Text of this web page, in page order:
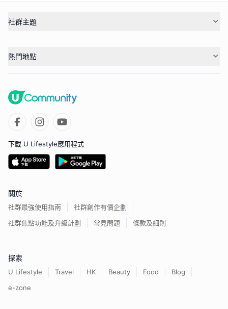
社群主題
熱門地點
下載 U Lifestyle應用程式
關於
社群最強使用指南
社群創作有價企劃
社群焦點功能及升級計劃
常見問題 條款及細則
探索
U Lifestyle Travel HK Beauty Food
Blog
e-zone